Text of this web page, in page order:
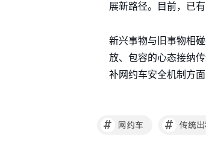
展新路径。目前，已
新兴事物与旧事物相
放、包容的心态接纳
补网约车安全机制方
# 网约车 # 传统